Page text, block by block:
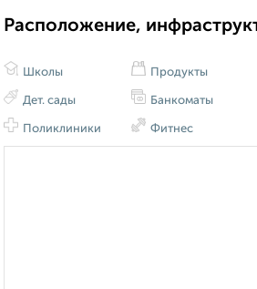
Расположение,
Школы
Дет. сады
Поликлиники
Продукты
Банкоматы
Фитнес